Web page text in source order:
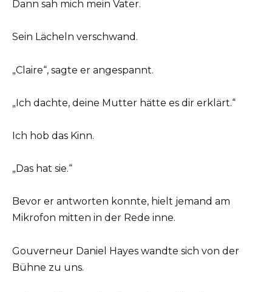
Dann sah mich mein Vater.
Sein Lächeln verschwand.
„Claire“, sagte er angespannt.
„Ich dachte, deine Mutter hätte es dir erklärt.“
Ich hob das Kinn.
„Das hat sie.“
Bevor er antworten konnte, hielt jemand am
Mikrofon mitten in der Rede inne.
Gouverneur Daniel Hayes wandte sich von der
Bühne zu uns.